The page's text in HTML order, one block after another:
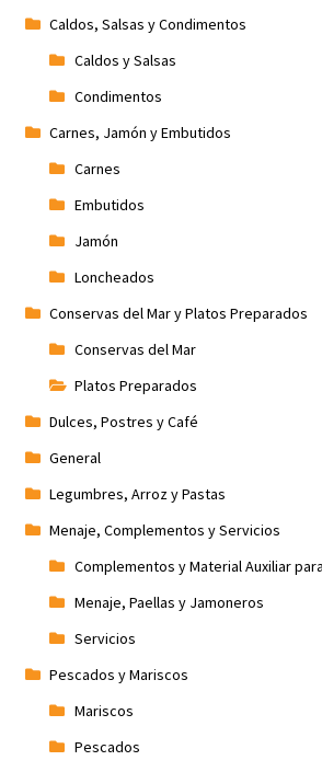
Caldos, Salsas y Condimentos
Caldos y Salsas
Condimentos
Carnes, Jamón y Embutidos
Carnes
Embutidos
Jamón
Loncheados
Conservas del Mar y Platos Preparados
Conservas del Mar
Platos Preparados
Dulces, Postres y Café
General
Legumbres, Arroz y Pastas
Menaje, Complementos y Servicios
Complementos y Material Auxiliar
Menaje, Paellas y Jamoneros
Servicios
Pescados y Mariscos
Mariscos
Pescados